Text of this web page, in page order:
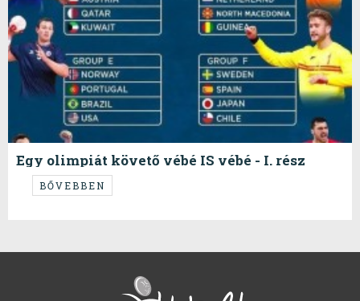
Egy olimpiát követő vébé IS vébé - I. rész
2025 IHF World Men's Handball Championship (A,B,C,D)
BŐVEBBEN